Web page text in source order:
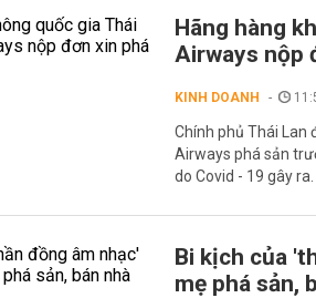
Hãng hàng
Airways nộp
KINH DOANH
Chính phủ Thái Lan
Airways phá sản
do Covid - 19 gây ra.
Bi kịch của
mẹ phá sản,